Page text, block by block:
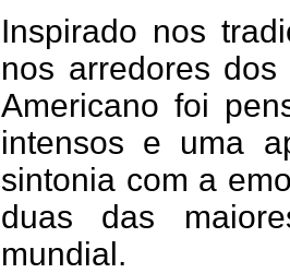
Inspirado nos
nos arredores
Americano foi
intensos e uma
sintonia com a
duas das
mundial.